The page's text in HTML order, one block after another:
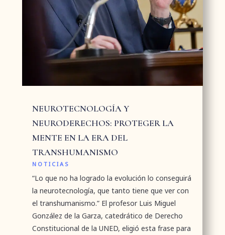
NEUROTECNOLOGÍA Y
NEURODERECHOS: PROTEGER LA
MENTE EN LA ERA DEL
TRANSHUMANISMO
NOTICIAS
“Lo que no ha logrado la evolución lo conseguirá
la neurotecnología, que tanto tiene que ver con
el transhumanismo.” El profesor Luis Miguel
González de la Garza, catedrático de Derecho
Constitucional de la UNED, eligió esta frase para